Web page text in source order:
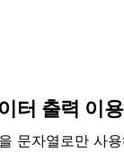
터 출력 이
문자열로만 사